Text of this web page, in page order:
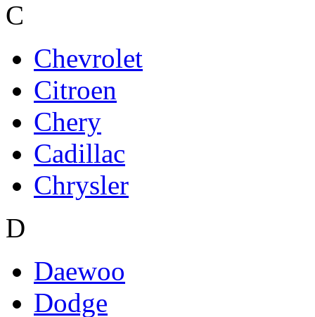
C
Chevrolet
Citroen
Chery
Cadillac
Chrysler
D
Daewoo
Dodge